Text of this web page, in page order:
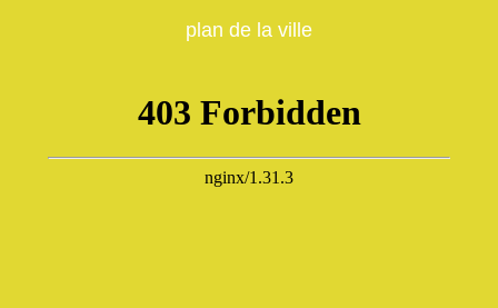
plan de la ville